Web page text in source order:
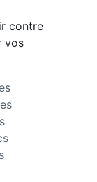
contre
vos